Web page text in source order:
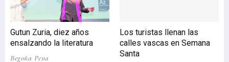
Donostia-San Sebastián, y
el apoyo de la Secretaría
de Estado de Turismo de
Gutun Zuria, diez años
ensalzando la literatura
Begoña Pena
Los turistas llenan las
calles vascas en Semana
Santa